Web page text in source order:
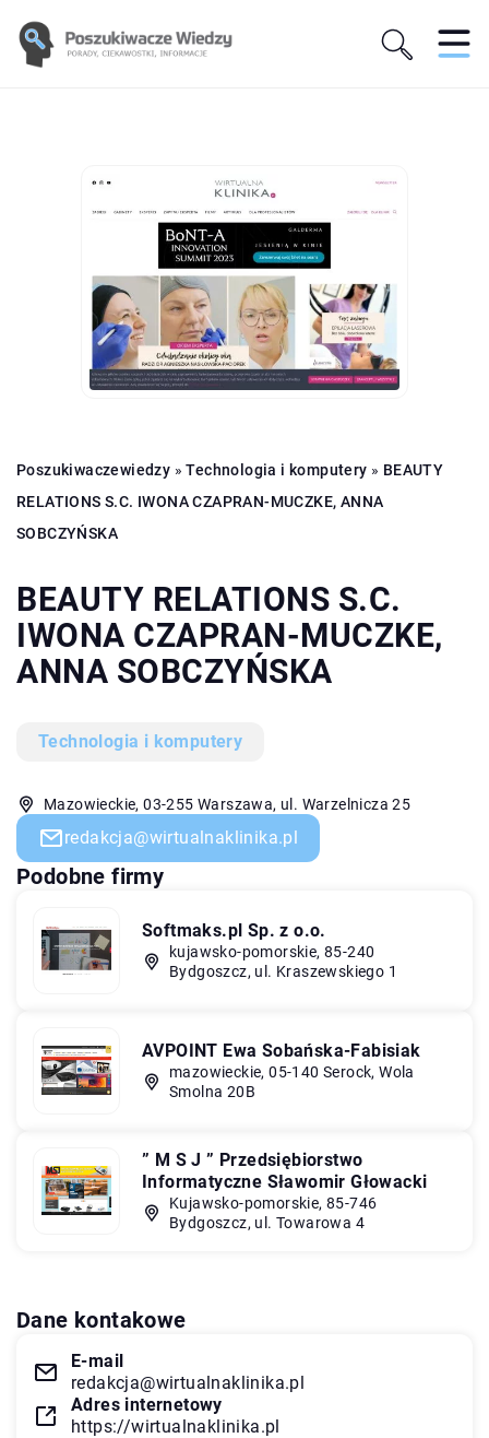
Poszukiwaczewiedzy »Technologia i komputery » BEAUTY
RELATIONS S.C. IWONA CZAPRAN-MUCZKE, ANNA
SOBCZYŃSKA
BEAUTY RELATIONS S.C.
IWONA CZAPRAN-MUCZKE,
ANNA SOBCZYŃSKA
Technologia i komputery
Mazowieckie, 03-255 Warszawa, ul. Warzelnicza 25
redakcja@wirtualnaklinika.pl
Podobne firmy
Softmaks.pl Sp. z o.o.
kujawsko-pomorskie, 85-240
Bydgoszcz, ul. Kraszewskiego 1
AVPOINT Ewa Sobańska-Fabisiak
mazowieckie, 05-140 Serock, Wola
Smolna 20B
” M S J ” Przedsiębiorstwo
Informatyczne Sławomir Głowacki
Kujawsko-pomorskie, 85-746
Bydgoszcz, ul. Towarowa 4
Dane kontakowe
E-mail
redakcja@wirtualnaklinika.pl
Adres internetowy
https://wirtualnaklinika.pl